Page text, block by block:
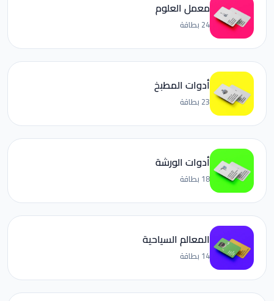
معمل العلوم
24 بطاقة
أدوات المطبخ
23 بطاقة
أدوات الورشة
18 بطاقة
المعالم السياحية
14 بطاقة